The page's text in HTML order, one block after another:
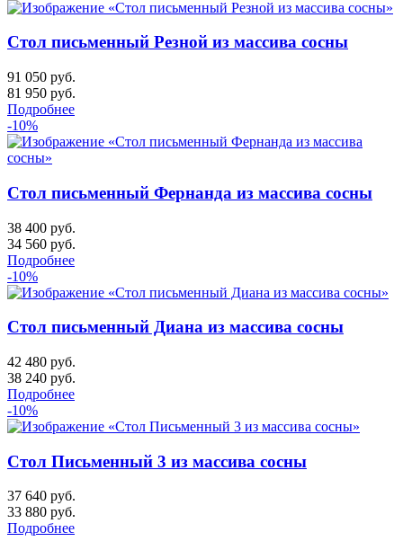
Стол письменный Резной из массива сосны
91 050 руб.
81 950 руб.
Подробнее
-10%
Стол письменный Фернанда из массива сосны
38 400 руб.
34 560 руб.
Подробнее
-10%
Стол письменный Диана из массива сосны
42 480 руб.
38 240 руб.
Подробнее
-10%
Стол Письменный 3 из массива сосны
37 640 руб.
33 880 руб.
Подробнее